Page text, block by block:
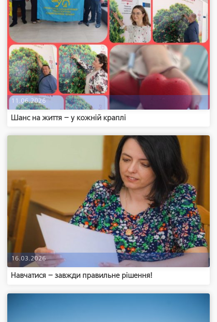
11.06.2026
Шанс на життя – у кожній краплі
16.03.2026
Навчатися – завжди правильне рішення!